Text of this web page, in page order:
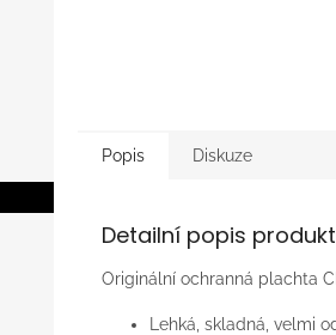
Popis Diskuze
Detailní popis
Originální ochranná plachta
Lehká, skladná, velmi